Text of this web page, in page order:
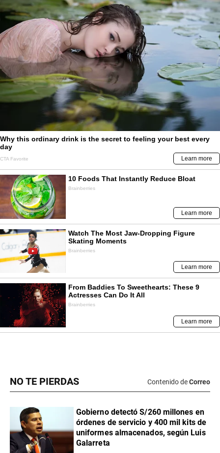
NO TE PIERDAS Contenido deCorreo
Gobierno detectó S/260 millones en
órdenes de servicio y 400 mil kits de
uniformes almacenados, según Luis
Galarreta